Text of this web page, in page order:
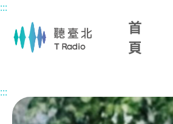
主要內容區塊
:::
首
頁
:::